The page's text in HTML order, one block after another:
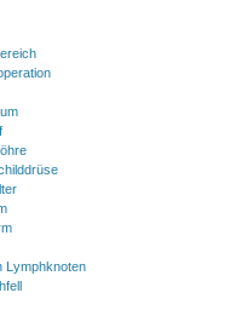
Lymphknoten